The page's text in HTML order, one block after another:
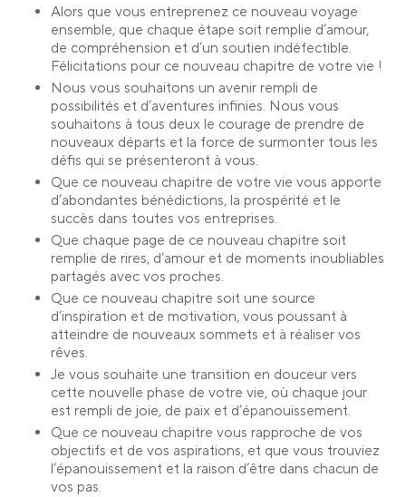
Alors que vous entreprenez ce nouveau voyage
ensemble, que chaque étape soit remplie d’amour,
de compréhension et d’un soutien indéfectible.
Félicitations pour ce nouveau chapitre de votre vie !
Nous vous souhaitons un avenir rempli de
possibilités et d’aventures infinies. Nous vous
souhaitons à tous deux le courage de prendre de
nouveaux départs et la force de surmonter tous les
défis qui se présenteront à vous.
Que ce nouveau chapitre de votre vie vous apporte
d’abondantes bénédictions, la prospérité et le
succès dans toutes vos entreprises.
Que chaque page de ce nouveau chapitre soit
remplie de rires, d’amour et de moments inoubliables
partagés avec vos proches.
Que ce nouveau chapitre soit une source
d’inspiration et de motivation, vous poussant à
atteindre de nouveaux sommets et à réaliser vos
rêves.
Je vous souhaite une transition en douceur vers
cette nouvelle phase de votre vie, où chaque jour
est rempli de joie, de paix et d’épanouissement.
Que ce nouveau chapitre vous rapproche de vos
objectifs et de vos aspirations, et que vous trouviez
l’épanouissement et la raison d’être dans chacun de
vos pas.